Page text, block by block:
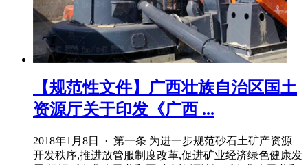
【规范性文件】广西壮族自治区国土
资源厅关于印发《广西 ...
2018年1月8日 · 第一条 为进一步规范砂石土矿产资源
开发秩序,推进放管服制度改革,促进矿业经济绿色健康发